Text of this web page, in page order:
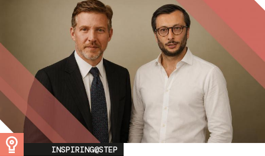
Image
INSPIRING@STEP